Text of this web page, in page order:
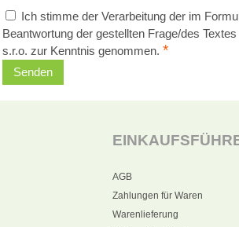
Ich stimme der Verarbeitung der im
Beantwortung der gestellten Frage/des
s.r.o. zur Kenntnis genommen. *
Senden
AGB
Zahlungen für Waren
Warenlieferung